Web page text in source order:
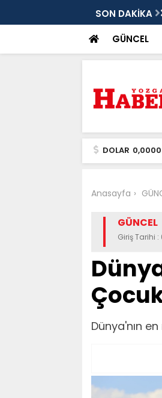
SON DAKİKA
GÜNCEL
DOLAR 0,0000
Anasayfa
GÜNCEL
Giriş Tarihi
Dünya'nın